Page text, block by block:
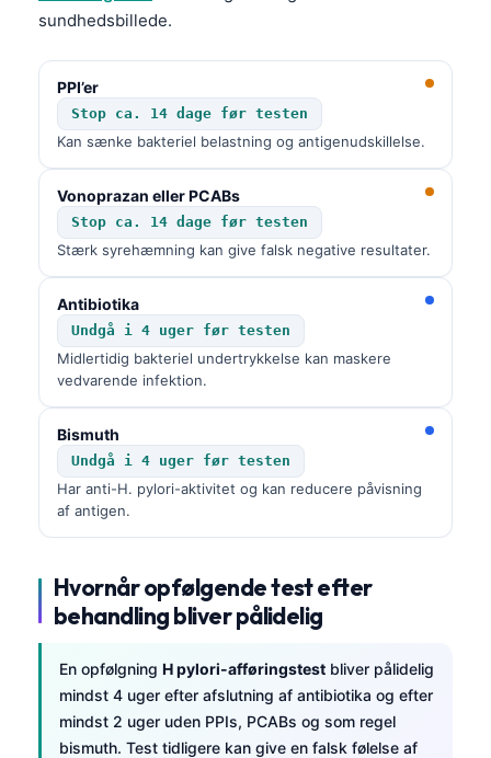
sundhedsbillede.
PPI’er
Stop ca. 14 dage før testen
Kan sænke bakteriel belastning og antigenudskillelse.
Vonoprazan eller PCABs
Stop ca. 14 dage før testen
Stærk syrehæmning kan give falsk negative resultater.
Antibiotika
Undgå i 4 uger før testen
Midlertidig bakteriel undertrykkelse kan maskere
vedvarende infektion.
Bismuth
Undgå i 4 uger før testen
Har anti-H. pylori-aktivitet og kan reducere påvisning
af antigen.
Hvornår opfølgende test efter
behandling bliver pålidelig
En opfølgning H pylori-afføringstest bliver pålidelig
mindst 4 uger efter afslutning af antibiotika og efter
mindst 2 uger uden PPIs, PCABs og som regel
bismuth. Test tidligere kan give en falsk følelse af